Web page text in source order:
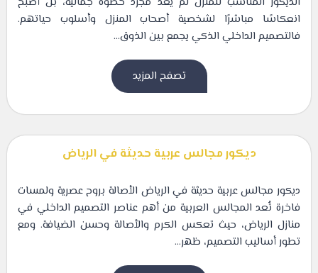
انعكاسًا مباشرًا لشخصية أصحاب المنزل وأسلوب حياتهم.
فالتصميم الداخلي الذكي يجمع بين الذوق...
تصفح المزيد
ديكور مجالس عربية حديثة في الرياض
ديكور مجالس عربية حديثة في الرياض الأصالة بروح عصرية ولمسات
فاخرة تُعد المجالس العربية من أهم عناصر التصميم الداخلي في
منازل الرياض، حيث تعكس الكرم والأصالة وحسن الضيافة. ومع
تطور أساليب التصميم، ظهر...